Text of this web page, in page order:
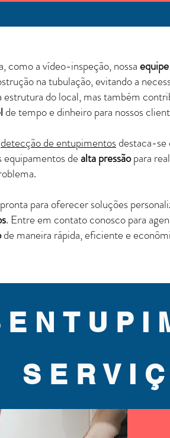
como a vídeo-inspeção, nossa
na tubulação, evitando a
estrutura do local, mas também
de tempo e dinheiro para nossos
detecção de entupimentosdestaca-
de alta pressãopara
para oferecer soluções
. Entre em contato conosco para
de maneira rápida, eficiente e